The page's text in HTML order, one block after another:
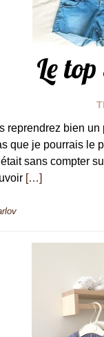
Le
reprendrez bien un
que je pourrais le
sans compter
[…]